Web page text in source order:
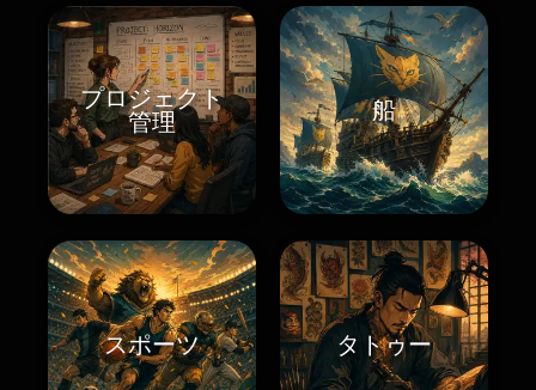
プロジェクト
管理
船
スポーツ タトゥー